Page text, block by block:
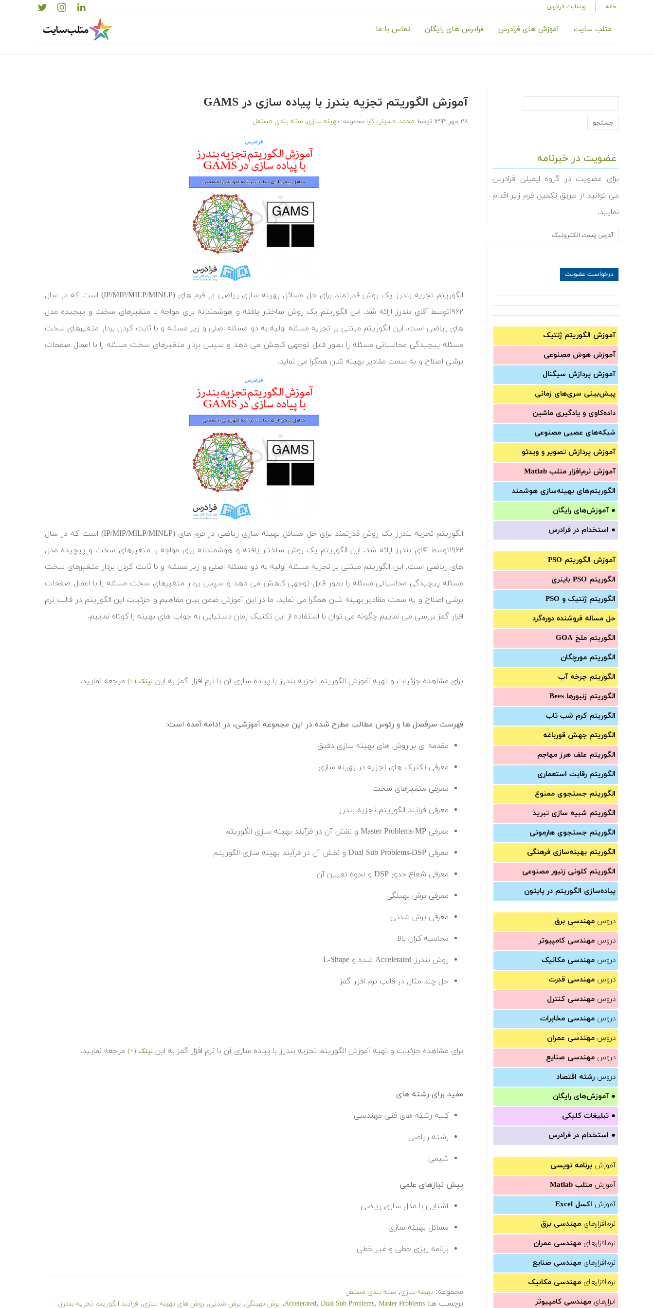
خانه وبسایت فرادرس
متلب سایت آموزش های فرادرس فرادرس های رایگان تماس با ما
عضویت در خبرنامه
برای عضویت در گروه ایمیلی فرادرس
می توانید از طریق تکمیل فرم زیر اقدام
نمایید.
آموزش الگوریتم ژنتیک
آموزش‌ هوش مصنوعی
آموزش‌ پردازش سیگنال
پیش‌‌بینی سری‌‌های زمانی
داده‌کاوی و یادگیری ماشین
شبکه‌های عصبی مصنوعی
آموزش‌ پردازش تصویر و ویدئو
آموزش‌ نرم‌افزار متلب Matlab
الگوریتم‌های بهینه‌سازی هوشمند
● آموزش‌های رایگان
● استخدام در فرادرس
آموزش الگوریتم PSO
الگوریتم PSO باینری
الگوریتم ژنتیک و PSO
حل مساله فروشنده دوره‌گرد
الگوریتم ملخ GOA
الگوریتم مورچگان
الگوریتم چرخه آب
الگوریتم زنبورها Bees
الگوریتم کرم شب تاب
الگوریتم جهش قورباغه
الگوریتم علف هرز مهاجم
الگوریتم رقابت استعماری
الگوریتم جستجوی ممنوع
الگوریتم شبیه سازی تبرید
الگوریتم جستجوی هارمونی
الگوریتم بهینه‌سازی فرهنگی
الگوریتم کلونی زنبور مصنوعی
پیاده‌سازی الگوریتم در پایتون
دروس مهندسی برق
دروس مهندسی کامپیوتر
دروس مهندسی مکانیک
دروس مهندسی قدرت
دروس مهندسی کنترل
دروس مهندسی مخابرات
دروس مهندسی عمران
دروس مهندسی صنایع
دروس رشته اقتصاد
● آموزش‌های رایگان
● تبلیغات کلیکی
● استخدام در فرادرس
آموزش برنامه نویسی
آموزش متلب Matlab
آموزش اکسل Excel
نرم‌افزارهای مهندسی برق
نرم‌افزارهای مهندسی عمران
نرم‌افزارهای مهندسی صنایع
نرم‌افزارهای مهندسی مکانیک
ابزارهای مهندسی کامپیوتر
آموزش الگوریتم تجزیه بندرز با پیاده سازی در GAMS
۲۸ مهر ۱۳۹۴ توسط محمد حسینی کیا مجموعه: بهینه سازی, سته بندی مستقل
الگوریتم تجزیه بندرز یک روش قدرتمند برای حل مسائل بهینه سازی ریاضی در فرم های (IP/MIP/MILP/MINLP) است که در سال
۱۹۶۲توسط آقای بندرز ارائه شد. این الگوریتم یک روش ساختار یافته و هوشمندانه برای مواجه با متغیرهای سخت و پیچیده مدل
های ریاضی است. این الگوریتم مبتنی بر تجزیه مسئله اولیه به دو مسئله اصلی و زیر مسئله و با ثابت کردن بردار متغیرهای سخت
مسئله پیچیدگی محاسباتی مسئله را بطور قابل توجهی کاهش می دهد و سپس بردار متغیرهای سخت مسئله را با اعمال صفحات
برشی اصلاح و به سمت مقادیر بهینه شان همگرا می نماید.
الگوریتم تجزیه بندرز یک روش قدرتمند برای حل مسائل بهینه سازی ریاضی در فرم های (IP/MIP/MILP/MINLP) است که در سال
۱۹۶۲توسط آقای بندرز ارائه شد. این الگوریتم یک روش ساختار یافته و هوشمندانه برای مواجه با متغیرهای سخت و پیچیده مدل
های ریاضی است. این الگوریتم مبتنی بر تجزیه مسئله اولیه به دو مسئله اصلی و زیر مسئله و با ثابت کردن بردار متغیرهای سخت
مسئله پیچیدگی محاسباتی مسئله را بطور قابل توجهی کاهش می دهد و سپس بردار متغیرهای سخت مسئله را با اعمال صفحات
برشی اصلاح و به سمت مقادیر بهینه شان همگرا می نماید. ما در این آموزش ضمن بیان مفاهیم و جزئیات این الگوریتم در قالب نرم
افزار گمز بررسی می نماییم چگونه می توان با استفاده از این تکنیک زمان دستیابی به جواب های بهینه را کوتاه نماییم.
برای مشاهده جزئیات و تهیه آموزش الگوریتم تجزیه بندرز با پیاده سازی آن با نرم افزار گمز به این لینک (+) مراجعه نمایید.
فهرست سرفصل ها و رئوس مطالب مطرح شده در این مجموعه آموزشی، در ادامه آمده است:
مقدمه ای بر روش های بهینه سازی دقیق
معرفی تکنیک های تجزیه در بهینه سازی
معرفی متغیرهای سخت
معرفی فرآیند الگوریتم تجزیه بندرز
معرفی Master Problems-MP و نقش آن در فرآیند بهینه سازی الگوریتم
معرفی Dual Sub Problems-DSP و نقش آن در فرآیند بهینه سازی الگوریتم
معرفی شعاع حدی DSP و نحوه تعیین آن
معرفی برش بهینگی
معرفی برش شدنی
محاسبه کران بالا
روش بندرز Accelerated شده و L-Shape
حل چند مثال در قالب نرم افزار گمز
برای مشاهده جزئیات و تهیه آموزش الگوریتم تجزیه بندرز با پیاده سازی آن با نرم افزار گمز به این لینک (+) مراجعه نمایید.
مفید برای رشته های
کلیه رشته های فنی مهندسی
رشته ریاضی
شیمی
پیش نیازهای علمی
آشنایی با مدل سازی ریاضی
مسائل بهینه سازی
برنامه ریزی خطی و غیر خطی
مجموعه: بهینه سازی, سته بندی مستقل
برچسب ها: Accelerated, Dual Sub Problems, Master Problems
, برش بهینگی, برش شدنی, روش های بهینه سازی, فرآیند الگوریتم تجزیه بندرز,